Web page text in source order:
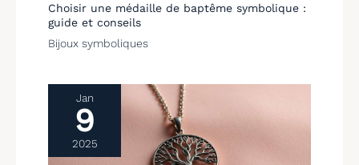
Choisir une médaille de baptême symbolique :
guide et conseils
Bijoux symboliques
Jan
9
2025